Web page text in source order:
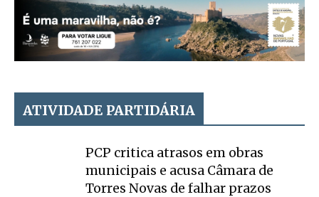
ATIVIDADE PARTIDÁRIA
PCP critica atrasos em obras
municipais e acusa Câmara de
Torres Novas de falhar prazos